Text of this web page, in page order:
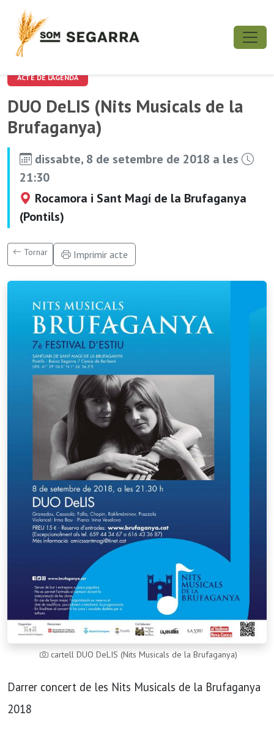
ACTE DE L'AGENDA
DUO DeLIS (Nits Musicals de la
Brufaganya)
dissabte, 8 de setembre de 2018 a les
21:30
Rocamora i Sant Magí de la Brufaganya
(Pontils)
Tornar Imprimir acte
cartell DUO DeLIS (Nits Musicals de la Brufaganya)
Darrer concert de les Nits Musicals de la Brufaganya
2018